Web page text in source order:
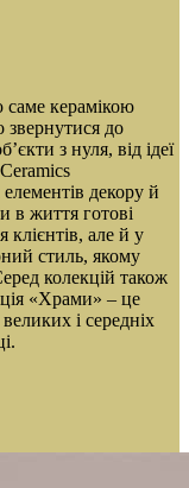
керамікою
звернутися до
з нуля, від ідеї
декору й
в життя готові
клієнтів, але й у
стиль, якому
колекцій також
«Храми» – це
і середніх